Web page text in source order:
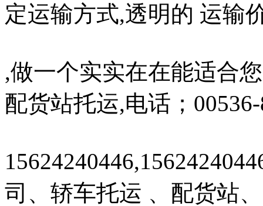
定运输方式,透明的 运输
,做一个实实在在能适合
配货站托运,电话；
司、轿车托运 、配货站